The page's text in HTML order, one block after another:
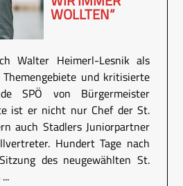
WOLLTEN“
Walter Heimerl-Lesnik als
und kritisierte
SPÖ von Bürgermeister
ist er nicht nur Chef der St.
auch Stadlers Juniorpartner
Hundert Tage nach
des neugewählten St.